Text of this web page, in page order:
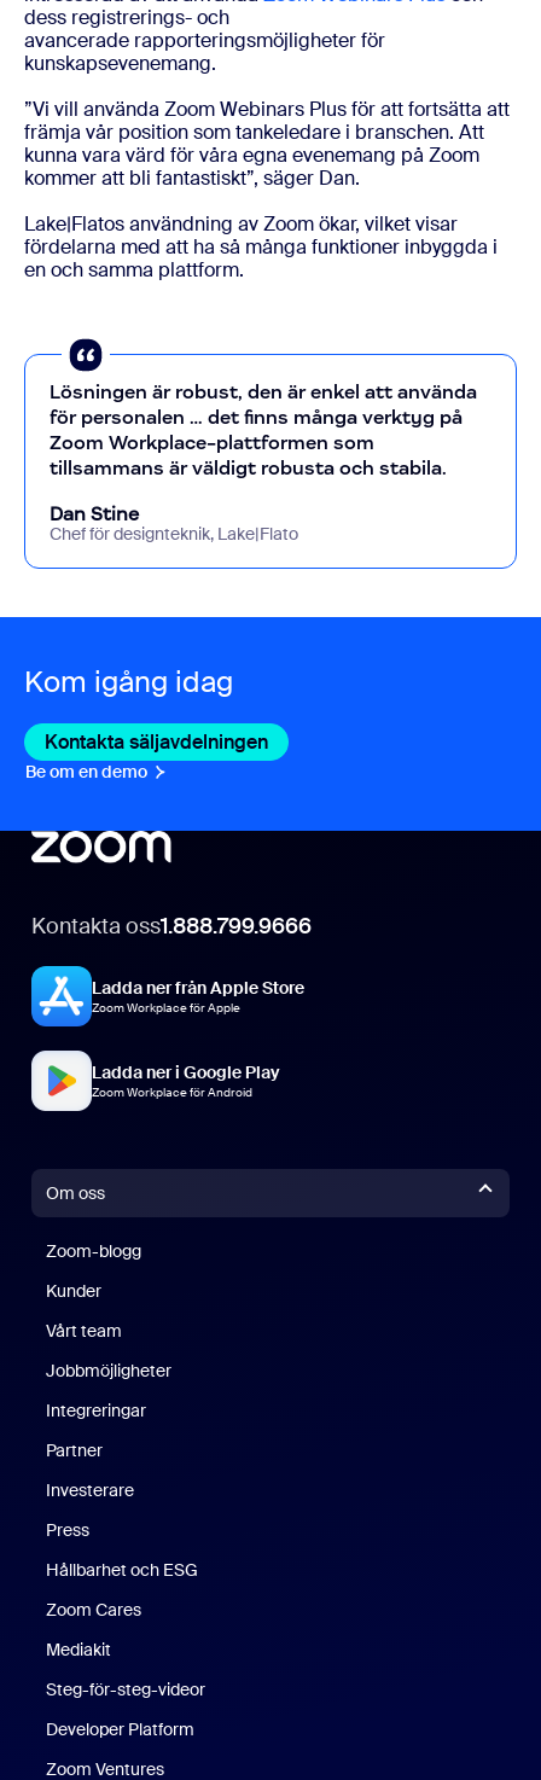
dess registrerings- och
avancerade rapporteringsmöjligheter för
kunskapsevenemang.
”Vi vill använda Zoom Webinars Plus för att fortsätta att
främja vår position som tankeledare i branschen. Att
kunna vara värd för våra egna evenemang på Zoom
kommer att bli fantastiskt”, säger Dan.
Lake|Flatos användning av Zoom ökar, vilket visar
fördelarna med att ha så många funktioner inbyggda i
en och samma plattform.
Lösningen är robust, den är enkel att använda
för personalen … det finns många verktyg på
Zoom Workplace-plattformen som
tillsammans är väldigt robusta och stabila.
Dan Stine
Chef för designteknik, Lake|Flato
Kom igång idag
Kontakta säljavdelningen Kontakta säljavdelningen
Be om en demo Be om en demo
Kontakta oss1.888.799.9666
Ladda ner från Apple Store
Zoom Workplace för Apple
Ladda ner i Google Play
Zoom Workplace för Android
Om oss
Zoom-blogg
Kunder
Vårt team
Jobbmöjligheter
Integreringar
Partner
Investerare
Press
Hållbarhet och ESG
Zoom Cares
Mediakit
Steg-för-steg-videor
Developer Platform
Zoom Ventures